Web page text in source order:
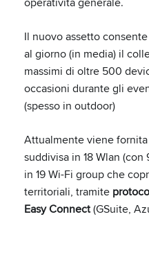
Il nuovo assetto
al giorno (in media) il
massimi di oltre 500
occasioni durante gli
(spesso in outdoor)
Attualmente viene
suddivisa in 18 Wlan
in 19 Wi-Fi group che
territoriali, tramite
Easy Connect(GSuite,